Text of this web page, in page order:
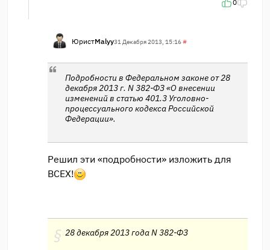
0
ЮристMalyy31 Декабря 2013, 15:16#
Подробности в Федеральном законе от 28
декабря 2013 г. N 382-ФЗ «О внесении
изменений в статью 401.3 Уголовно-
процессуального кодекса Российской
Федерации».
Решил эти «подробности» изложить для
ВСЕХ!
28 декабря 2013 года N 382-ФЗ